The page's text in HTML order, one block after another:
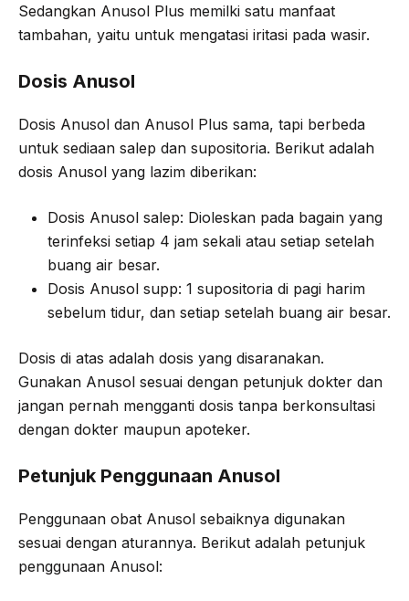
Sedangkan Anusol Plus memilki satu manfaat
tambahan, yaitu untuk mengatasi iritasi pada wasir.
Dosis Anusol
Dosis Anusol dan Anusol Plus sama, tapi berbeda
untuk sediaan salep dan supositoria. Berikut adalah
dosis Anusol yang lazim diberikan:
Dosis Anusol salep: Dioleskan pada bagain yang
terinfeksi setiap 4 jam sekali atau setiap setelah
buang air besar.
Dosis Anusol supp: 1 supositoria di pagi harim
sebelum tidur, dan setiap setelah buang air besar.
Dosis di atas adalah dosis yang disaranakan.
Gunakan Anusol sesuai dengan petunjuk dokter dan
jangan pernah mengganti dosis tanpa berkonsultasi
dengan dokter maupun apoteker.
Petunjuk Penggunaan Anusol
Penggunaan obat Anusol sebaiknya digunakan
sesuai dengan aturannya. Berikut adalah petunjuk
penggunaan Anusol: